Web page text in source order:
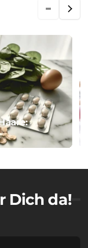
Dich da!